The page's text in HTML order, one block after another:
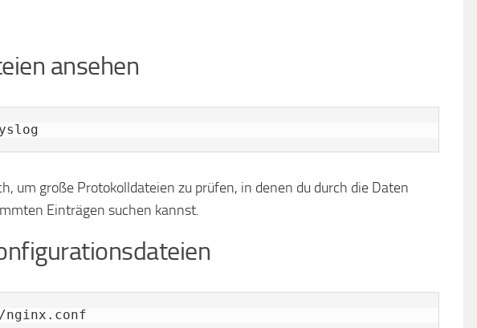
ansehen
um große Protokolldateien zu prüfen, in denen du durch die Daten
Einträgen suchen kannst.